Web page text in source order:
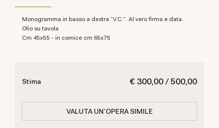
Monogramma in basso a destra "V.C.". Al vero firma e data.
Olio su tavola
cm 45x55 - in cornice cm 65x75
€ 300,00 / 500,00
Stima
VALUTA UN'OPERA SIMILE